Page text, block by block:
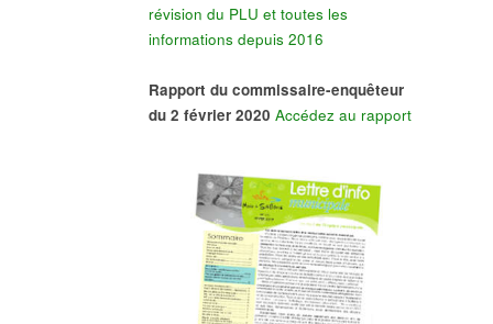
révision du PLU et toutes les
informations depuis 2016
Rapport du commissaire-enquêteur
du 2 février 2020 Accédez au rapport